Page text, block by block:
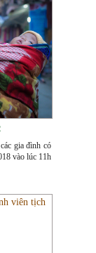
gia đình có
vào lúc 11h